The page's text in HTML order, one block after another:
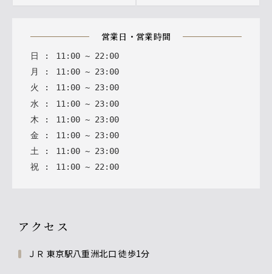
営業日・営業時間
日 : 11 : 00 ~ 22 : 00
月
: 11: 00 ~ 23: 00
火
: 11: 00 ~ 23: 00
水 : 11 : 00 ~ 23: 00
木 : 11 : 00 ~ 23: 00
金 : 11 : 00 ~ 23: 00
土 : 11 : 00 ~ 23: 00
祝 : 11 : 00 ~ 22 : 00
アクセス
ＪＲ 東京駅八重洲北口 徒歩1分